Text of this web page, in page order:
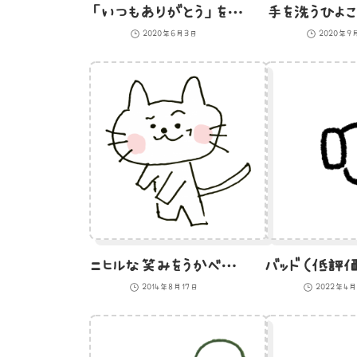
「いつもありがとう」を旗をふって伝えるフクロウのイラスト
2020年6月3日
手を洗うひよ
2020年9
ニヒルな笑みをうかべる猫のイラスト
2014年8月17日 2022年4